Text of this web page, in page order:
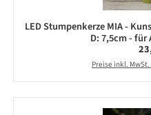
LED Stumpenkerze MIA -
D: 7,5cm -
Preise inkl.